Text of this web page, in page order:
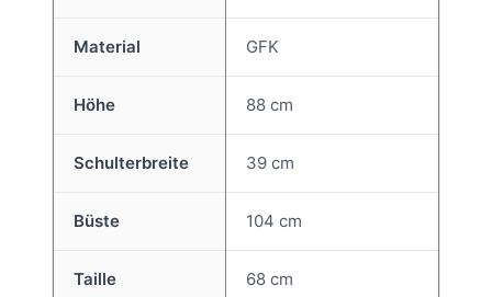
Material GFK
Höhe 88 cm
Schulterbreite 39 cm
Büste 104 cm
Taille 68 cm